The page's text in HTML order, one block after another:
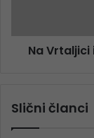
Na
Slični članci